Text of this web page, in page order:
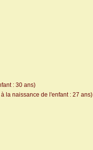
: 30 ans)
la naissance de l'enfant : 27 ans)